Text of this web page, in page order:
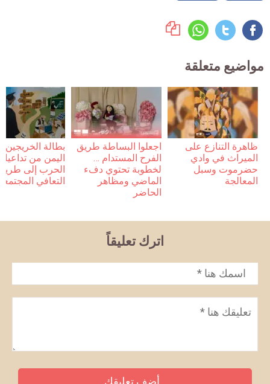
مواضيع متعلقة
ظاهرة التنازع على
الميراث في وادي
حضرموت وسبل
المعالجة
اجعلوا البساطة طريق
الفرح المستدام …
لخطوبة تحتوي دفء
الماضي ومظاهر
الحاضر
بطالة
اليمن من
الحرب إلى
التعافي
اترك تعليقاً
الاسم*
تعليق